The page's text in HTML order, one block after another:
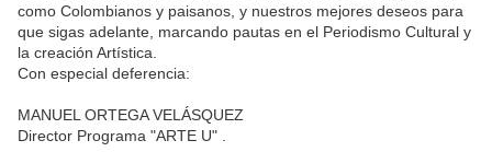
como Colombianos y paisanos, y nuestros mejores deseos para
que sigas adelante, marcando pautas en el Periodismo Cultural y
la creación Artística.
Con especial deferencia:
MANUEL ORTEGA VELÁSQUEZ
Director Programa "ARTE U" .